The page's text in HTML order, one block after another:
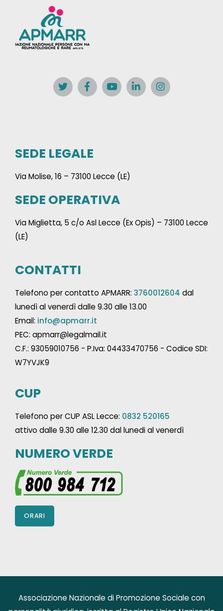
SEDE LEGALE
Via Molise, 16 – 73100 Lecce (LE)
SEDE OPERATIVA
Via Miglietta, 5 c/o Asl Lecce (Ex Opis) – 73100 Lecce
(LE)
CONTATTI
Telefono per contatto APMARR: 3760012604 dal
lunedì al venerdì dalle 9.30 alle 13.00
Email: info@apmarr.it
PEC: apmarr@legalmail.it
C.F.: 93059010756 - P.Iva: 04433470756 - Codice SDI:
W7YVJK9
CUP
Telefono per CUP ASL Lecce: 0832 520165
attivo dalle 9.30 alle 12.30 dal lunedi al venerdì
NUMERO VERDE
ORARI
Associazione Nazionale di Promozione Sociale con